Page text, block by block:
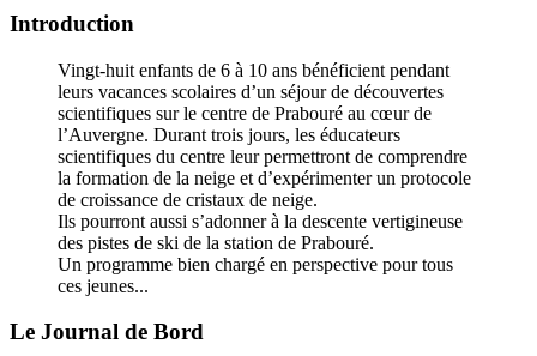
Introduction
Vingt-huit enfants de 6 à 10 ans bénéficient pendant
leurs vacances scolaires d’un séjour de découvertes
scientifiques sur le centre de Prabouré au cœur de
l’Auvergne. Durant trois jours, les éducateurs
scientifiques du centre leur permettront de comprendre
la formation de la neige et d’expérimenter un protocole
de croissance de cristaux de neige.
Ils pourront aussi s’adonner à la descente vertigineuse
des pistes de ski de la station de Prabouré.
Un programme bien chargé en perspective pour tous
ces jeunes...
Le Journal de Bord